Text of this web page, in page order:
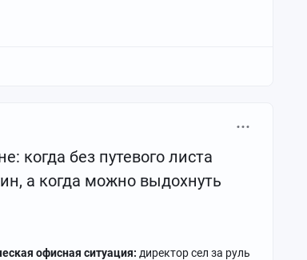
когда без путевого листа
а когда можно выдохнуть
офисная ситуация: директор сел за руль